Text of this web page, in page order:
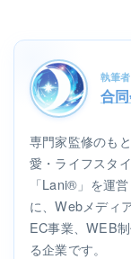
執筆者
合
専門家監修のも
愛・ライフスタ
「Lani®」を運
に、Webメディ
EC事業、WEB
る企業です。